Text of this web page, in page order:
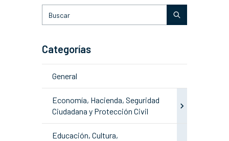
Categorías
General
Economía, Hacienda, Seguridad
Ciudadana y Protección Civil
Educación, Cultura,